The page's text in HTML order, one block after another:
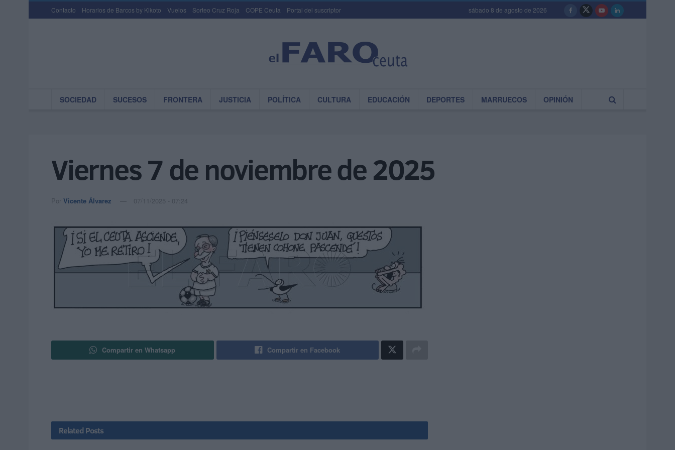
Contacto Horarios de Barcos by Kikoto Vuelos Sorteo Cruz Roja COPE Ceuta Portal del suscriptor sábado 8 de agosto de 2026
SOCIEDAD SUCESOS FRONTERA JUSTICIA POLÍTICA CULTURA EDUCACIÓN DEPORTES MARRUECOS OPINIÓN
Viernes 7 de noviembre de 2025
Por Vicente Álvarez 07/11/2025 - 07:24
Compartir en Whatsapp Compartir en Facebook
Related Posts